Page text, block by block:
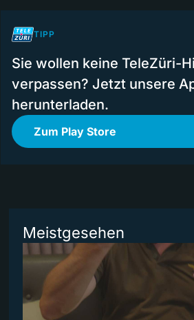
TIPP
Sie wollen keine TeleZüri-
verpassen? Jetzt unsere
herunterladen.
Zum Play Store
Meistgesehen